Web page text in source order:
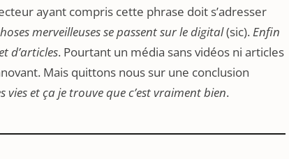
ayant compris cette phrase doit s’adresser
merveilleuses se passent sur le digital(sic).Enfin
d’articles. Pourtant un média sans vidéos ni articles
Mais quittons nous sur une conclusion
vies et ça je trouve que c’est vraiment bien.